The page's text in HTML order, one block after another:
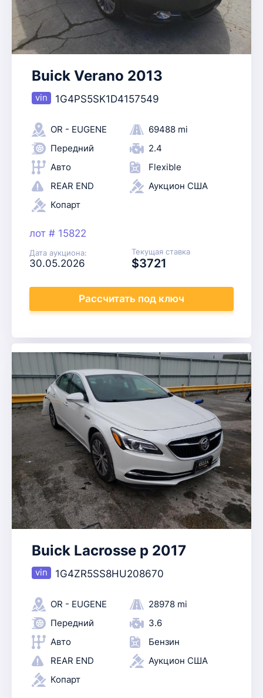
Buick Verano 2013
1G4PS5SK1D4157549
OR - EUGENE
69488 mi
Передний
2.4
Авто
Flexible
REAR END
Аукцион США
Копарт
лот # 15822
Дата аукциона:
30.05.2026
Текущая ставка
$3721
Рассчитать под ключ
Buick Lacrosse p 2017
1G4ZR5SS8HU208670
OR - EUGENE
28978 mi
Передний
3.6
Авто
Бензин
REAR END
Аукцион США
Копарт